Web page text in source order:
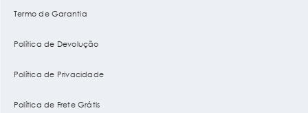
Termo de Garantia
Política de Devolução
Política de Privacidade
Política de Frete Grátis